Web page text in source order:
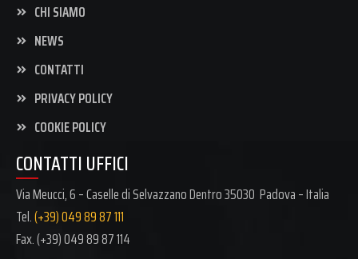
CHI SIAMO
NEWS
CONTATTI
PRIVACY POLICY
COOKIE POLICY
CONTATTI UFFICI
Via Meucci, 6 – Caselle di Selvazzano Dentro 35030 Padova – Italia
Tel.(+39) 049 89 87 111
Fax. (+39)049 89 87 114